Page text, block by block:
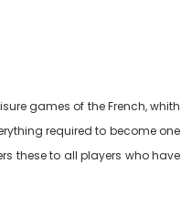
games of the French, whith
required to become one
these to all players who have